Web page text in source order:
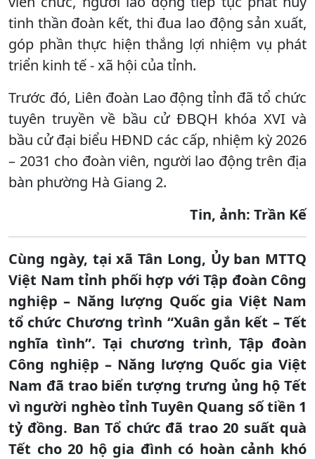
tinh thần đoàn kết, thi đua lao động sản xuất,
góp phần thực hiện thắng lợi nhiệm vụ phát
triển kinh tế - xã hội của tỉnh.
Trước đó, Liên đoàn Lao động tỉnh đã tổ chức
tuyên truyền về bầu cử ĐBQH khóa XVI và
bầu cử đại biểu HĐND các cấp, nhiệm kỳ 2026
– 2031 cho đoàn viên, người lao động trên địa
bàn phường Hà Giang 2.
Tin, ảnh: Trần Kế
Cùng ngày, tại xã Tân Long, Ủy ban MTTQ
Việt Nam tỉnh phối hợp với Tập đoàn Công
nghiệp – Năng lượng Quốc gia Việt Nam
tổ chức Chương trình “Xuân gắn kết – Tết
nghĩa tình”. Tại chương trình, Tập đoàn
Công nghiệp – Năng lượng Quốc gia Việt
Nam đã trao biển tượng trưng ủng hộ Tết
vì người nghèo tỉnh Tuyên Quang số tiền 1
tỷ đồng. Ban Tổ chức đã trao 20 suất quà
Tết cho 20 hộ gia đình có hoàn cảnh khó